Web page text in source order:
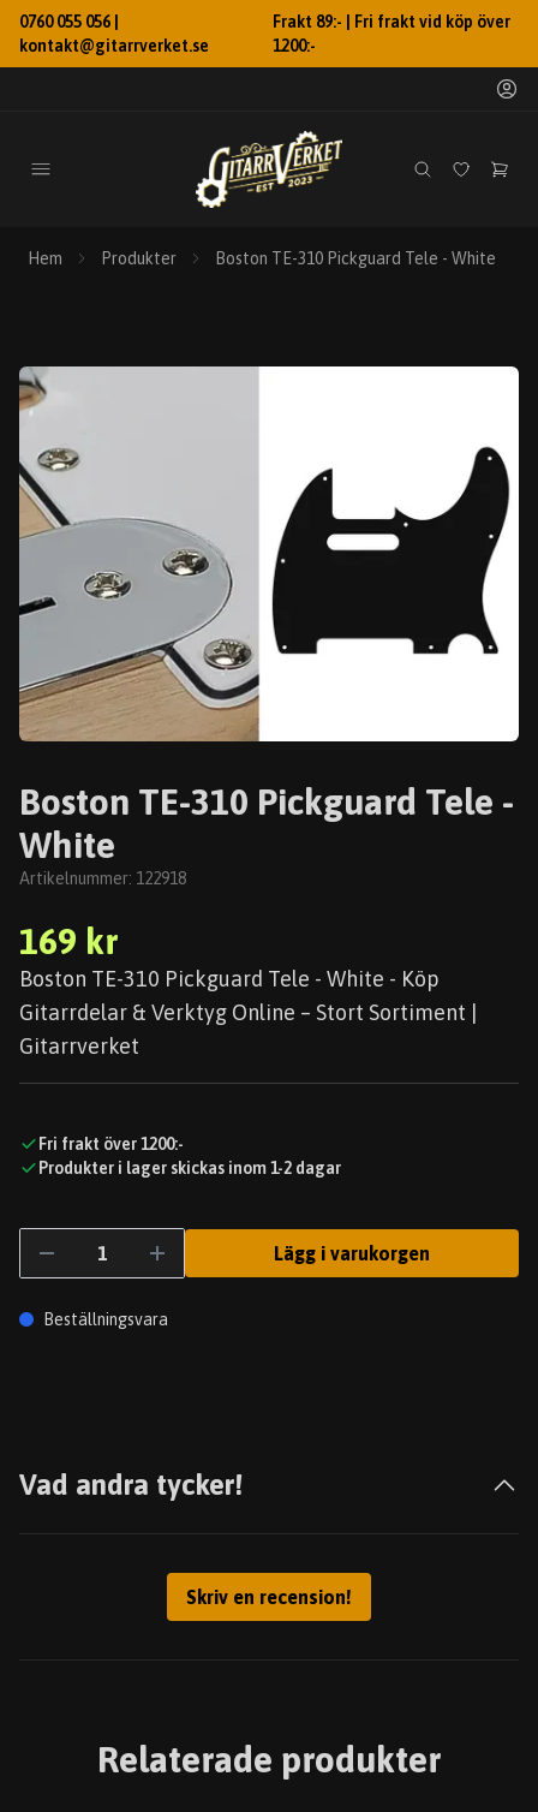
0760 055 056 |
kontakt@gitarrverket.se
Frakt 89:- | Fri frakt vid köp över
1200:-
Hem Produkter Boston TE-310 Pickguard Tele - White
Boston TE-310 Pickguard Tele -
White
Artikelnummer: 122918
169 kr
Boston TE-310 Pickguard Tele - White - Köp
Gitarrdelar & Verktyg Online – Stort Sortiment |
Gitarrverket
Fri frakt över 1200:-
Produkter i lager skickas inom 1-2 dagar
Lägg i varukorgen
Beställningsvara
Vad andra tycker!
Skriv en recension!
Relaterade produkter